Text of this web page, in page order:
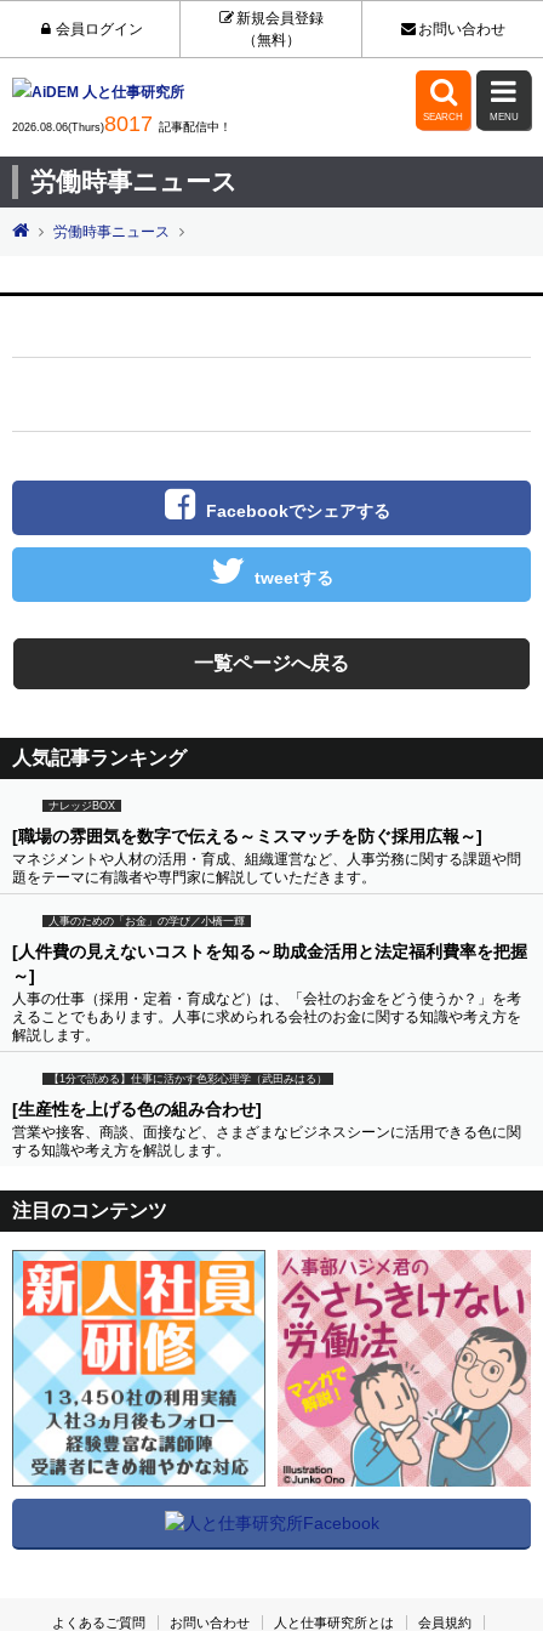
会員ログイン
新規会員登録
（無料）
お問い合わせ
2026.08.06(Thurs)8017 記事配信中！

SEARCH

MENU
労働時事ニュース
労働時事ニュース
Facebookでシェアする
tweetする
一覧ページへ戻る
人気記事ランキング
ナレッジBOX
[職場の雰囲気を数字で伝える～ミスマッチを防ぐ採用広報～]
マネジメントや人材の活用・育成、組織運営など、人事労務に関する課題や問
題をテーマに有識者や専門家に解説していただきます。
人事のための「お金」の学び／小橋一輝
[人件費の見えないコストを知る～助成金活用と法定福利費率を把握
～]
人事の仕事（採用・定着・育成など）は、「会社のお金をどう使うか？」を考
えることでもあります。人事に求められる会社のお金に関する知識や考え方を
解説します。
【1分で読める】仕事に活かす色彩心理学（武田みはる）
[生産性を上げる色の組み合わせ]
営業や接客、商談、面接など、さまざまなビジネスシーンに活用できる色に関
する知識や考え方を解説します。
注目のコンテンツ
よくあるご質問 お問い合わせ 人と仕事研究所とは 会員規約